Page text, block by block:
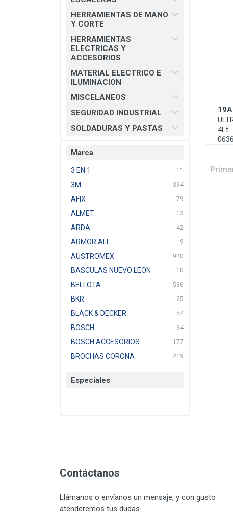
PRODUCTOS 3M
SOLDADURAS Y PASTAS
HERRAMIENTAS DE MANO
Y CORTE
HERRAMIENTAS
ELECTRICAS Y
ACCESORIOS
MATERIAL ELECTRICO E
ILUMINACION
MISCELANEOS
SEGURIDAD INDUSTRIAL
SOLDADURAS Y PASTAS
Marca
3 EN 1 11
3M 394
AFIX 79
ALMET 13
ARDA 42
ARMOR ALL 9
AUSTROMEX 940
BASCULAS NUEVO LEON 10
BELLOTA 536
BKR 25
BLACK & DECKER 54
BOSCH 94
BOSCH ACCESORIOS 177
BROCHAS CORONA 219
CAT
CORONA
CRESCENT 251
DAP SELLADORES
Especiales
4Lt
Contáctanos
Llámanos o envíanos un mensaje, y con gusto
atenderemos tus dudas.